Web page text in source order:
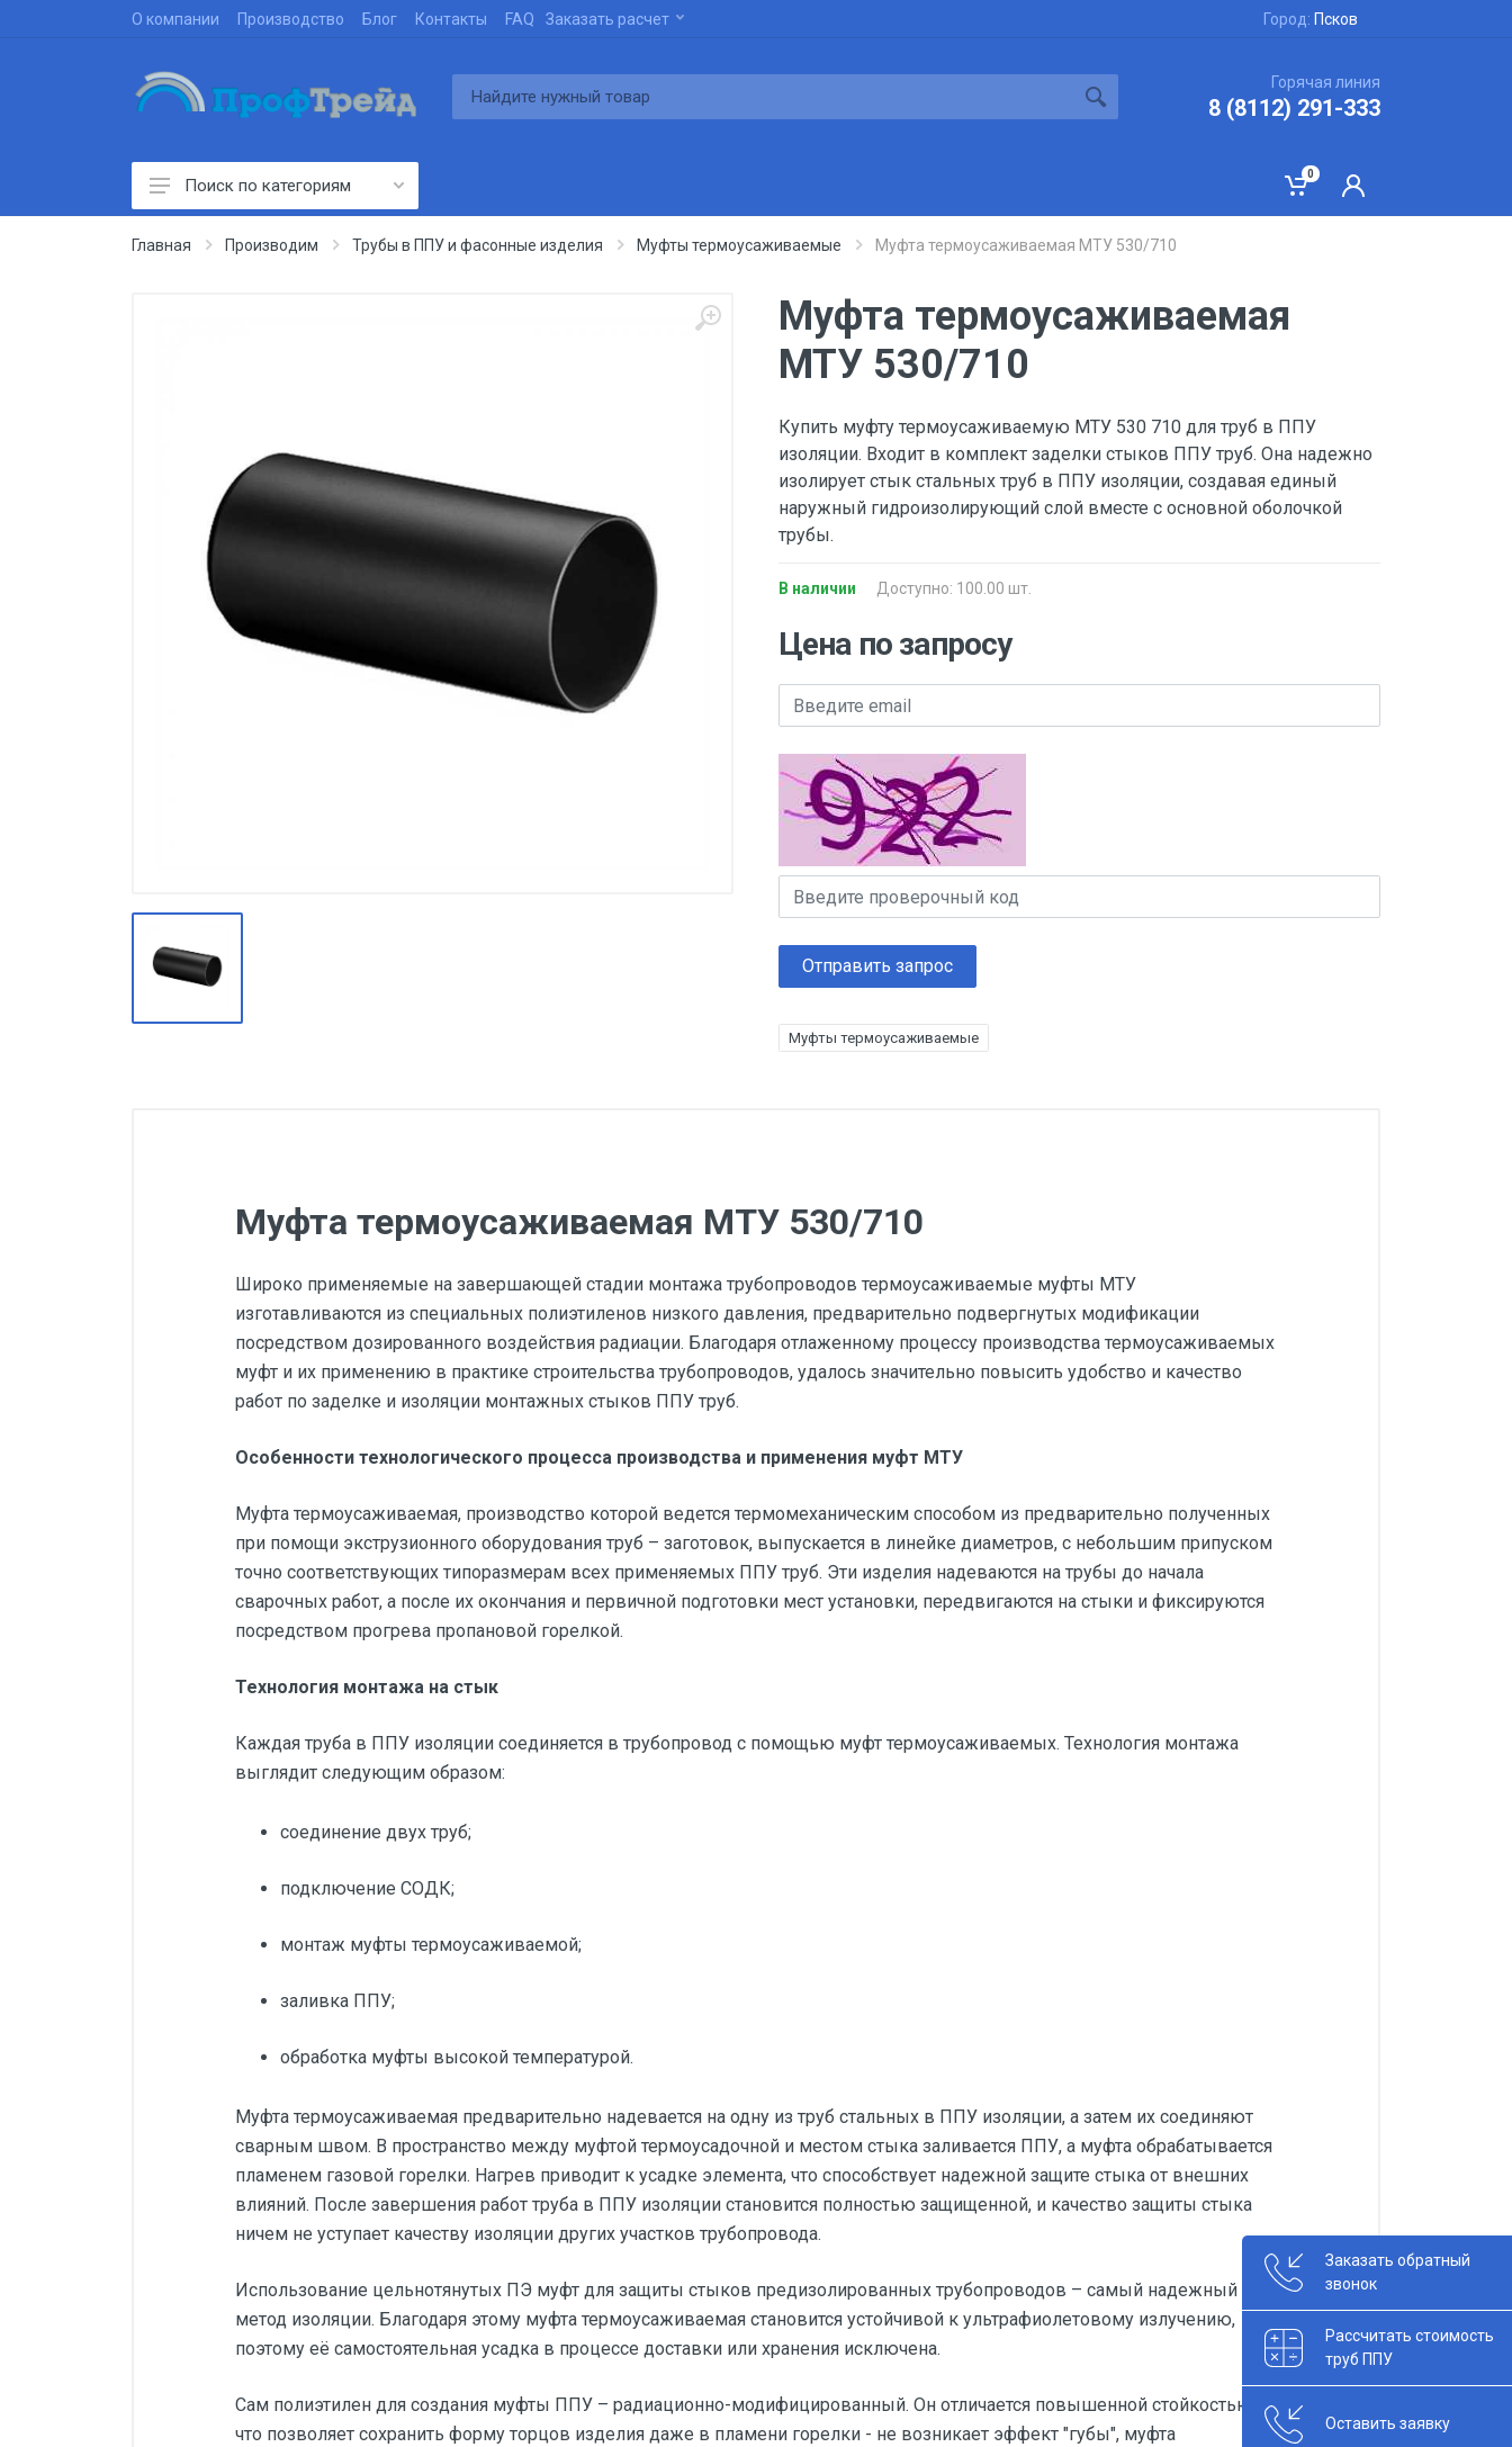
О компании Производство Блог Контакты FAQ Заказать расчет Город: Псков
Горячая линия
8 (8112) 291-333
Производим
Поиск по категориям
0
Главная Производим Трубы в ППУ и фасонные изделия Муфты термоусаживаемые Муфта термоусаживаемая МТУ 530/710
Муфта термоусаживаемая
МТУ 530/710
Купить муфту термоусаживаемую МТУ 530 710 для труб в ППУ
изоляции. Входит в комплект заделки стыков ППУ труб. Она надежно
изолирует стык стальных труб в ППУ изоляции, создавая единый
наружный гидроизолирующий слой вместе с основной оболочкой
трубы.
В наличии Доступно: 100.00 шт.
Цена по запросу
Отправить запрос
Муфты термоусаживаемые
Муфта термоусаживаемая МТУ 530/710
Широко применяемые на завершающей стадии монтажа трубопроводов термоусаживаемые муфты МТУ
изготавливаются из специальных полиэтиленов низкого давления, предварительно подвергнутых модификации
посредством дозированного воздействия радиации. Благодаря отлаженному процессу производства термоусаживаемых
муфт и их применению в практике строительства трубопроводов, удалось значительно повысить удобство и качество
работ по заделке и изоляции монтажных стыков ППУ труб.
Особенности технологического процесса производства и применения муфт МТУ
Муфта термоусаживаемая, производство которой ведется термомеханическим способом из предварительно полученных
при помощи экструзионного оборудования труб – заготовок, выпускается в линейке диаметров, с небольшим припуском
точно соответствующих типоразмерам всех применяемых ППУ труб. Эти изделия надеваются на трубы до начала
сварочных работ, а после их окончания и первичной подготовки мест установки, передвигаются на стыки и фиксируются
посредством прогрева пропановой горелкой.
Технология монтажа на стык
Каждая труба в ППУ изоляции соединяется в трубопровод с помощью муфт термоусаживаемых. Технология монтажа
выглядит следующим образом:
соединение двух труб;
подключение СОДК;
монтаж муфты термоусаживаемой;
заливка ППУ;
обработка муфты высокой температурой.
Муфта термоусаживаемая предварительно надевается на одну из труб стальных в ППУ изоляции, а затем их соединяют
сварным швом. В пространство между муфтой термоусадочной и местом стыка заливается ППУ, а муфта обрабатывается
пламенем газовой горелки. Нагрев приводит к усадке элемента, что способствует надежной защите стыка от внешних
влияний. После завершения работ труба в ППУ изоляции становится полностью защищенной, и качество защиты стыка
ничем не уступает качеству изоляции других участков трубопровода.
Использование цельнотянутых ПЭ муфт для защиты стыков предизолированных трубопроводов – самый надежный
метод изоляции. Благодаря этому муфта термоусаживаемая становится устойчивой к ультрафиолетовому излучению,
поэтому её самостоятельная усадка в процессе доставки или хранения исключена.
Сам полиэтилен для создания муфты ППУ – радиационно-модифицированный. Он отличается повышенной стойкостью,
что позволяет сохранить форму торцов изделия даже в пламени горелки - не возникает эффект "губы", муфта
Заказать обратный
звонок
Рассчитать стоимость
труб ППУ
Оставить заявку